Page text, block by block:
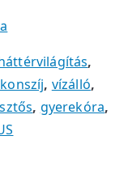
,
, vízálló,
, gyerekóra,